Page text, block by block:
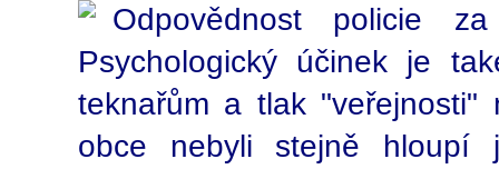
Odpovědnost policie
Psychologický účinek je
teknařům a tlak "veřejnosti"
obce nebyli stejně hloupí